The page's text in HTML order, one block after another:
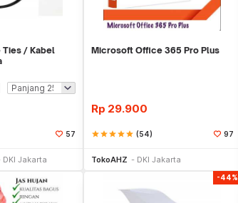
Ties / Kabel
57
DKI Jakarta
Microsoft Office 365 Pro Plus
Rp 29.900
starstarstarstarstar (54) 97
TokoAHZ DKI Jakarta
-44%